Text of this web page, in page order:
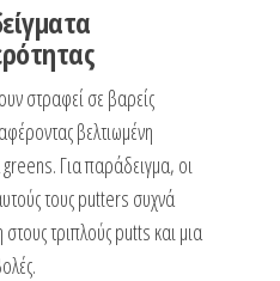
στραφεί σε βαρείς
βελτιωμένη
Για παράδειγμα, οι
τους putters συχνά
τριπλούς putts και μια